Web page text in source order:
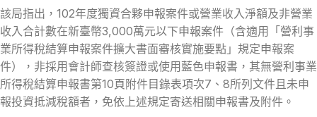
該局指出，102年度獨資合夥申報案件或營業收入淨額及非營業
收入合計數在新臺幣3,000萬元以下申報案件（含適用「營利事
業所得稅結算申報案件擴大書面審核實施要點」規定申報案
件），非採用會計師查核簽證或使用藍色申報書，其無營利事業
所得稅結算申報書第10頁附件目錄表項次7、8所列文件且未申
報投資抵減稅額者，免依上述規定寄送相關申報書及附件。